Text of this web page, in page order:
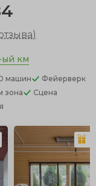
)
ый км
машин
Фейерверк
зона
Сцена